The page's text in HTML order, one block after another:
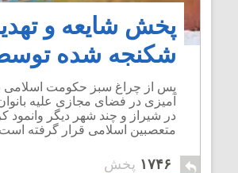
پخش شایعه و
شکنجه شده
پس از چراغ سبز حکومت اسلامی
آمیزی در فضای مجازی علیه
در شیراز و چند شهر دیگر وانمود
متعصبین اسلامی قرار گرفته
۱۷۴۶ پخش